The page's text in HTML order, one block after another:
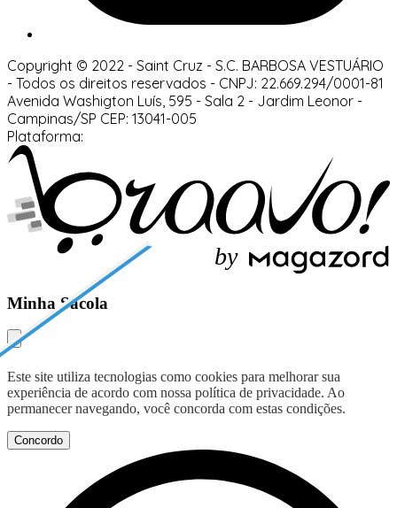
Copyright © 2022 - Saint Cruz - S.C. BARBOSA VESTUÁRIO
- Todos os direitos reservados - CNPJ: 22.669.294/0001-81
Avenida Washigton Luís, 595 - Sala 2 - Jardim Leonor -
Campinas/SP CEP: 13041-005
Plataforma:
by
Minha Sacola
Este site utiliza tecnologias como cookies para melhorar sua
experiência de acordo com nossa política de privacidade. Ao
permanecer navegando, você concorda com estas condições.
Concordo